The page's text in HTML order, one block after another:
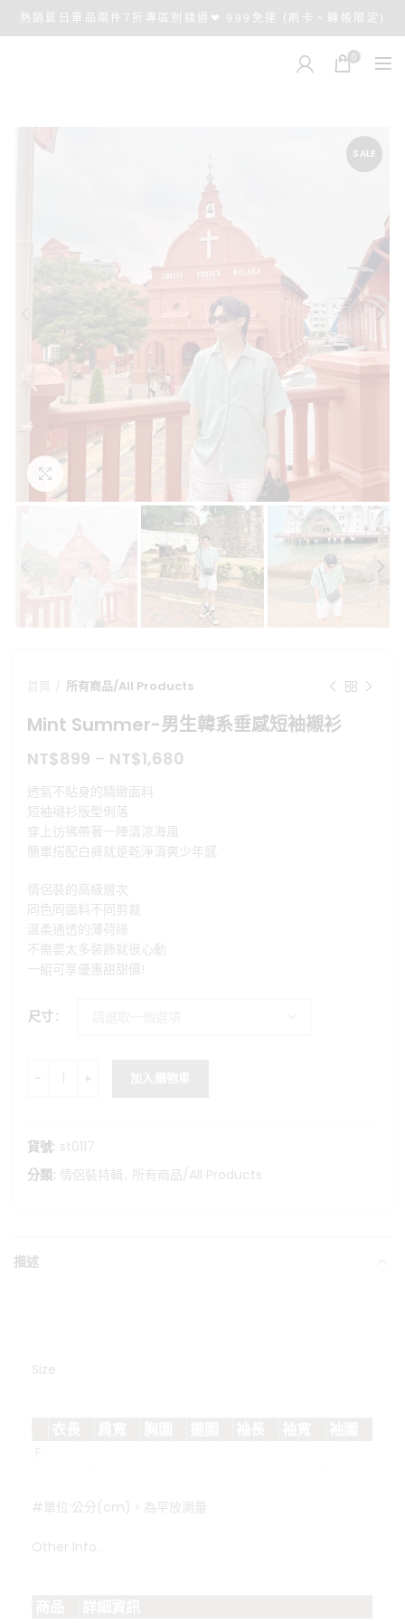
熱銷夏日單品兩件7折專區別錯過❤ 999免運 (刷卡、轉帳限定)
0
SALE
點擊放大
所有商品/All Products
Mint Summer-男生韓系垂感短袖襯衫
NT$899 – NT$1,680
透氣不貼身的精緻面料
短袖襯衫版型俐落
穿上彷彿帶著一陣清涼海風
簡單搭配白褲就是乾淨清爽少年感
情侶裝的高級層次
同色同面料不同剪裁
溫柔通透的薄荷綠
不需要太多裝飾就很心動
一組可享優惠甜甜價!
尺寸
Mint Summer-男生韓系垂感短袖襯衫 數量
貨號: st0117
分類: 情侶裝特輯 , 所有商品/All Products
描述
Size
#單位:公分(cm)，為平放測量
Other Info.